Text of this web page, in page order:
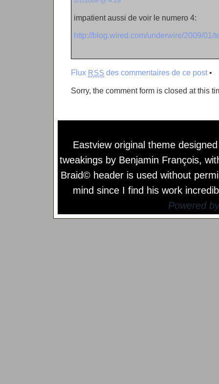
impatient aussi de voir le numero 4:
http://blog.wired.com/underwire/2009/01/
Flux RSS des commentaires de ce post•
Sorry, the comment form is closed at this
Eastview original theme
tweakings by Benjamin François,
Braid© header is used without
mind since I find his work
Powered